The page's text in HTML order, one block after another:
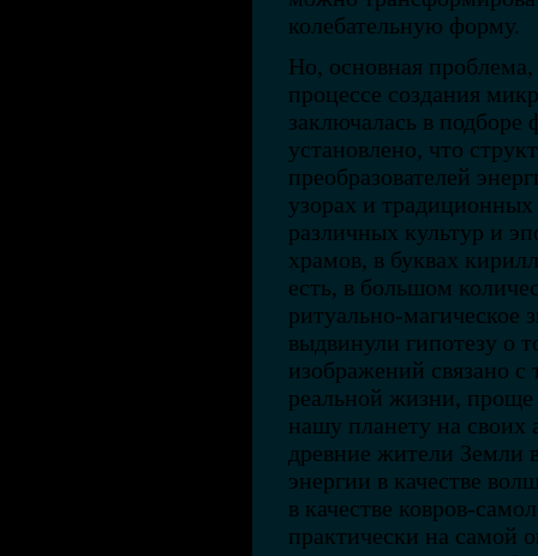
колебательную форму.
Но, основная
процессе создания
заключалась в
установлено, что
преобразователей
узорах и
различных культур и
храмов, в буквах
есть, в большом
ритуально-магическое
выдвинули гипотезу о
изображений связано
реальной жизни,
нашу планету на своих
древние жители Земли
энергии в качестве
в качестве ковров-
практически на самой